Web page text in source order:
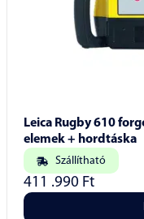
Leica Rugby 610
elemek + hordtáska
Szállítható
411 .990 Ft